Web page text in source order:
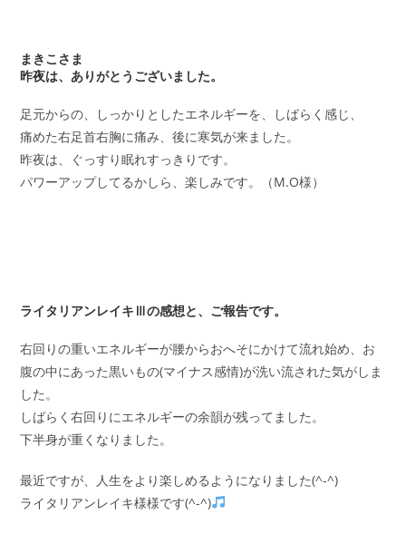
まきこさま
昨夜は、ありがとうございました。
足元からの、しっかりとしたエネルギーを、しばらく感じ、
痛めた右足首右胸に痛み、後に寒気が来ました。
昨夜は、ぐっすり眠れすっきりです。
パワーアップしてるかしら、楽しみです。（M.O様）
ライタリアンレイキⅢの感想と、ご報告です。
右回りの重いエネルギーが腰からおへそにかけて流れ始め、お
腹の中にあった黒いもの(マイナス感情)が洗い流された気がしま
した。
しばらく右回りにエネルギーの余韻が残ってました。
下半身が重くなりました。
最近ですが、人生をより楽しめるようになりました(^-^)
ライタリアンレイキ様様です(^-^)